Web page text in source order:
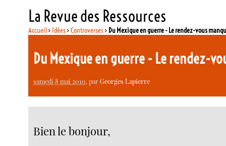
La Revue des Ressources
Accueil> Idées>Controverses> Du Mexique en guerre - Le rendez-vous
Du Mexique en guerre - Le rendez-
samedi 8 mai 2010, parGeorges Lapierre
Bien le bonjour,